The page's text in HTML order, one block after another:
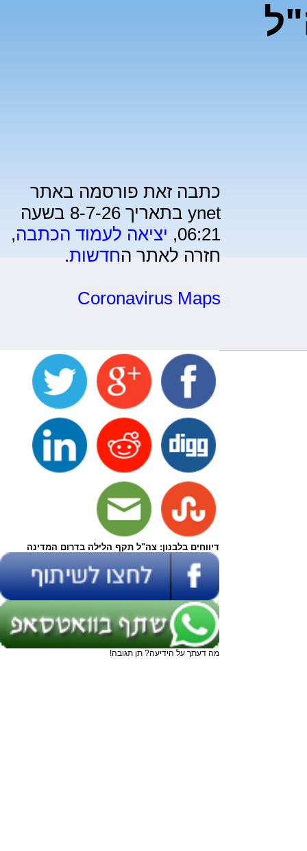
כתבה זאת פורסמה באתר
ynet בתאריך 8-7-26 בשעה
06:21, יציאה לעמוד הכתבה,
חזרה לאתר החדשות.
Coronavirus Maps
דיווחים בלבנון: צה"ל תקף הלילה בדרום המדינה
מה דעתך על הידיעה? תן תגובה!